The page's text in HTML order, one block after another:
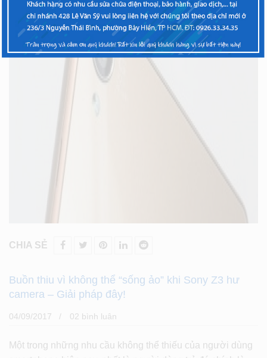
XEM THÊM
CHIA SẺ
Buồn thiu vì không thể “sống ảo” khi Sony Z3 hư
camera – Giải pháp đây!
04/09/2017 02 bình luân
Một trong những nhu cầu không thể thiếu của người dùng